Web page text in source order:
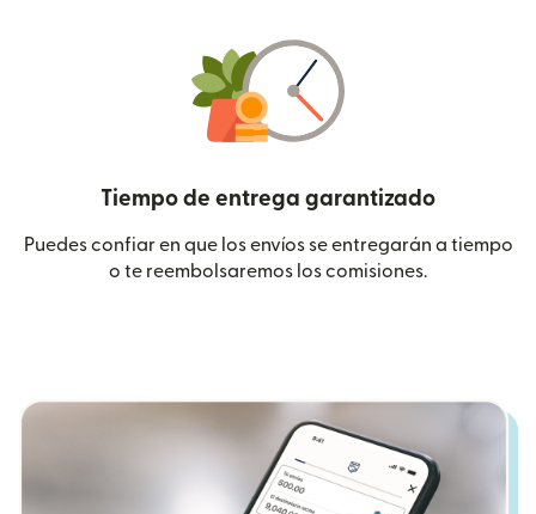
Tiempo de entrega garantizado
Puedes confiar en que los envíos se entregarán a tiempo
o te reembolsaremos los comisiones.